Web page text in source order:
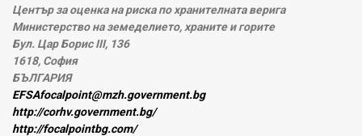
Център за оценка на риска по хранителната верига
Министерство на земеделието, храните и горите
Бул. Цар Борис III, 136
1618, София
БЪЛГАРИЯ
EFSAfocalpoint@mzh.government.bg
http://corhv.government.bg/
http://focalpointbg.com/